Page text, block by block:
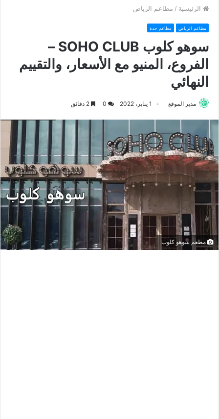
الرئيسية / مطاعم الرياض
مطاعم الرياض مطاعم جدة
سوهو كلوب SOHO CLUB –
الفروع، المنيو مع الأسعار، والتقييم
النهائي
مدير الموقع 1 يناير، 2022
مطعم سوهو كلوب